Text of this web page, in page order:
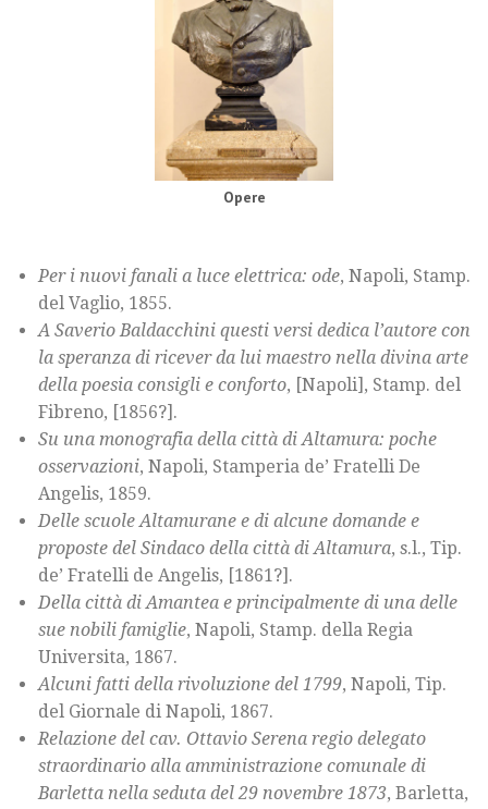
Opere
Per i nuovi fanali a luce elettrica: ode, Napoli, Stamp.
del Vaglio, 1855.
A Saverio Baldacchini questi versi dedica l’autore con
la speranza di ricever da lui maestro nella divina arte
della poesia consigli e conforto, [Napoli], Stamp. del
Fibreno, [1856?].
Su una monografia della città di Altamura: poche
osservazioni, Napoli, Stamperia de’ Fratelli De
Angelis, 1859.
Delle scuole Altamurane e di alcune domande e
proposte del Sindaco della città di Altamura, s.l., Tip.
de’ Fratelli de Angelis, [1861?].
Della città di Amantea e principalmente di una delle
sue nobili famiglie, Napoli, Stamp. della Regia
Universita, 1867.
Alcuni fatti della rivoluzione del 1799, Napoli, Tip.
del Giornale di Napoli, 1867.
Relazione del cav. Ottavio Serena regio delegato
straordinario alla amministrazione comunale di
Barletta nella seduta del 29 novembre 1873, Barletta,